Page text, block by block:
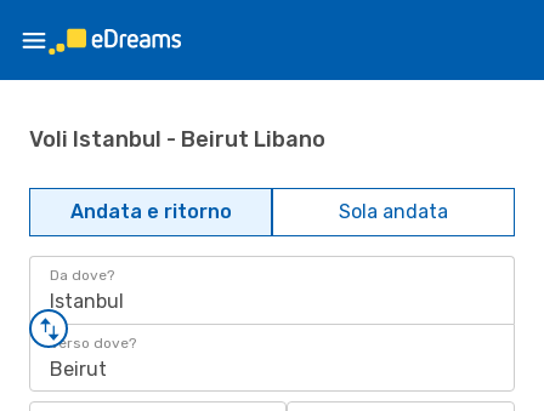
Voli Istanbul - Beirut Libano
Andata e ritorno Sola andata
Da dove?
Istanbul
Verso dove?
Beirut